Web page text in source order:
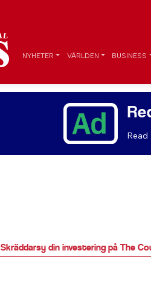
NYHETER VÄRLDEN BUSINESS
Read
Skräddarsy din investering på The